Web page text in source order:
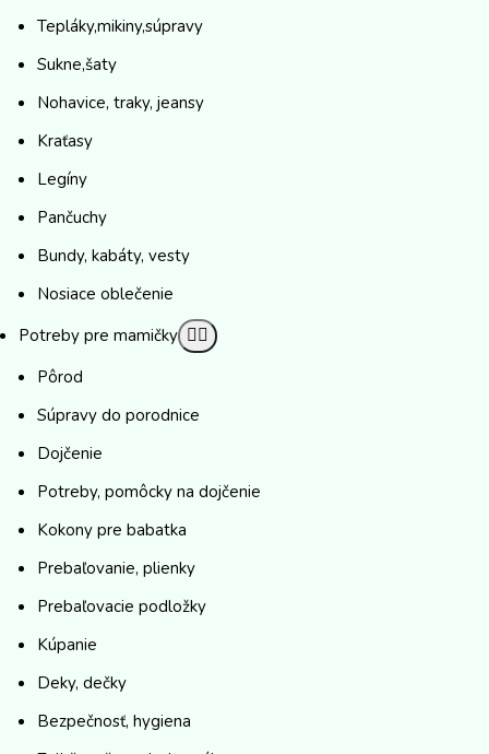
Tepláky,mikiny,súpravy
Sukne,šaty
Nohavice, traky, jeansy
Kraťasy
Legíny
Pančuchy
Bundy, kabáty, vesty
Nosiace oblečenie
Potreby pre mamičky
Pôrod
Súpravy do porodnice
Dojčenie
Potreby, pomôcky na dojčenie
Kokony pre babatka
Prebaľovanie, plienky
Prebaľovacie podložky
Kúpanie
Deky, dečky
Bezpečnosť, hygiena